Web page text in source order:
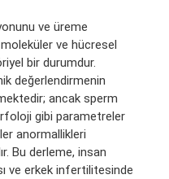
ve üreme
ve hücresel
bir durumdur.
değerlendirmenin
ancak sperm
gibi parametreler
anormallikleri
Bu derleme, insan
ve erkek infertilitesinde